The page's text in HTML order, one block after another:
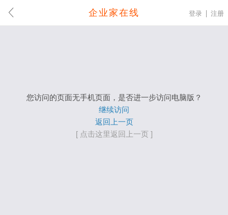
企业家在线 登录 注册
您访问的页面无手机页面，是否进一步访问电脑版？
继续访问
返回上一页
[ 点击这里返回上一页 ]